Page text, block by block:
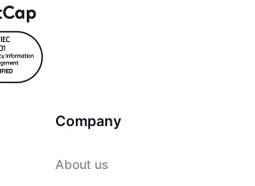
Company
About us